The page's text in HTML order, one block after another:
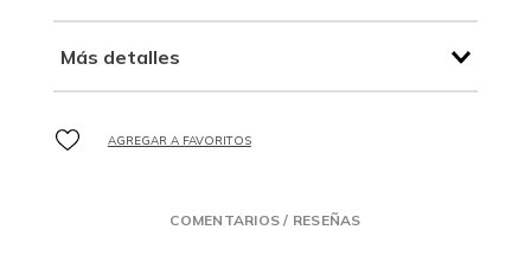
Más detalles
COMENTARIOS / RESEÑAS